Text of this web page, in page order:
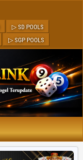
▷ SD POOLS
▷ SGP POOLS